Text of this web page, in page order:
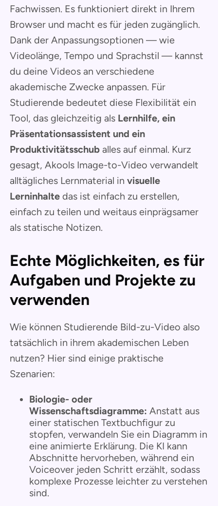
Fachwissen. Es funktioniert direkt in Ihrem
Browser und macht es für jeden zugänglich.
Dank der Anpassungsoptionen — wie
Videolänge, Tempo und Sprachstil — kannst
du deine Videos an verschiedene
akademische Zwecke anpassen. Für
Studierende bedeutet diese Flexibilität ein
Tool, das gleichzeitig als Lernhilfe, ein
Präsentationsassistent und ein
Produktivitätsschub alles auf einmal. Kurz
gesagt, Akools Image-to-Video verwandelt
alltägliches Lernmaterial in visuelle
Lerninhalte das ist einfach zu erstellen,
einfach zu teilen und weitaus einprägsamer
als statische Notizen.
Echte Möglichkeiten, es für
Aufgaben und Projekte zu
verwenden
Wie können Studierende Bild-zu-Video also
tatsächlich in ihrem akademischen Leben
nutzen? Hier sind einige praktische
Szenarien:
Biologie- oder
Wissenschaftsdiagramme: Anstatt aus
einer statischen Textbuchfigur zu
stopfen, verwandeln Sie ein Diagramm in
eine animierte Erklärung. Die KI kann
Abschnitte hervorheben, während ein
Voiceover jeden Schritt erzählt, sodass
komplexe Prozesse leichter zu verstehen
sind.